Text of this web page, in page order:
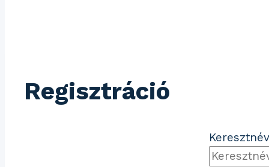
Regisztráció
Keresztnév